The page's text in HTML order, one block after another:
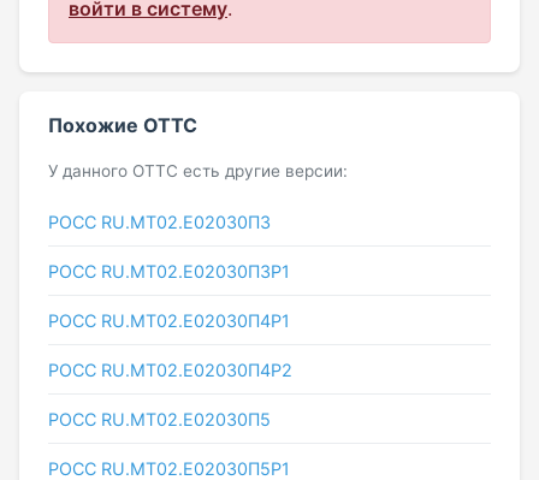
войти в систему.
Похожие ОТТС
У данного ОТТС есть другие версии:
РОСС RU.МТ02.E02030П3
РОСС RU.МТ02.E02030П3Р1
РОСС RU.МТ02.E02030П4Р1
РОСС RU.МТ02.E02030П4Р2
РОСС RU.МТ02.E02030П5
РОСС RU.МТ02.E02030П5Р1